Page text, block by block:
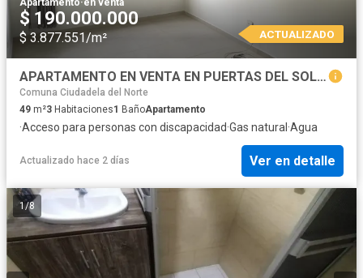
Apartamento·en venta
$ 190.000.000
$ 3.877.551/m² ACTUALIZADO
APARTAMENTO EN VENTA EN PUERTAS DEL SOL MANIZALES | VENTA APTO
Comuna Ciudadela del Norte
49 m²3 Habitaciones1 BañoApartamento
·Acceso para personas con discapacidad·Gas natural ·Agua
Actualizado hace 2 días Ver en detalle
1/8